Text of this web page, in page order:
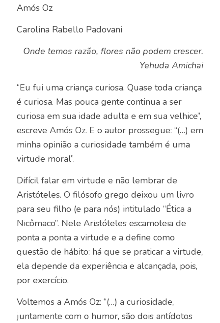
Amós Oz
Carolina Rabello Padovani
Onde temos razão, flores não podem crescer.
Yehuda Amichai
“Eu fui uma criança curiosa. Quase toda criança
é curiosa. Mas pouca gente continua a ser
curiosa em sua idade adulta e em sua velhice”,
escreve Amós Oz. E o autor prossegue: “(…) em
minha opinião a curiosidade também é uma
virtude moral”.
Difícil falar em virtude e não lembrar de
Aristóteles. O filósofo grego deixou um livro
para seu filho (e para nós) intitulado “Ética a
Nicômaco”. Nele Aristóteles escamoteia de
ponta a ponta a virtude e a define como
questão de hábito: há que se praticar a virtude,
ela depende da experiência e alcançada, pois,
por exercício.
Voltemos a Amós Oz: “(…) a curiosidade,
juntamente com o humor, são dois antídotos